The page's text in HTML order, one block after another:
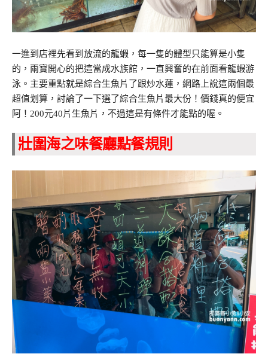
一進到店裡先看到放流的龍蝦，每一隻的體型只能算是小隻
的，兩寶開心的把這當成水族館，一直興奮的在前面看龍蝦游
泳。主要重點就是綜合生魚片了跟炒水蓮，網路上說這兩個最
超值划算，討論了一下選了綜合生魚片最大份！價錢真的便宜
阿！200元40片生魚片，不過這是有條件才能點的喔。
壯圍海之味餐廳點餐規則